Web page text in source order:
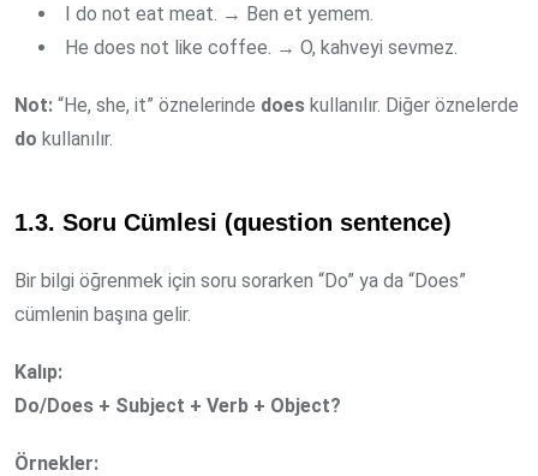
I do not eat meat. → Ben et yemem.
He does not like coffee. → O, kahveyi sevmez.
Not: “He, she, it” öznelerinde does kullanılır. Diğer öznelerde
do kullanılır.
1.3. Soru Cümlesi (question sentence)
Bir bilgi öğrenmek için soru sorarken “Do” ya da “Does”
cümlenin başına gelir.
Kalıp:
Do/Does + Subject + Verb + Object?
Örnekler: